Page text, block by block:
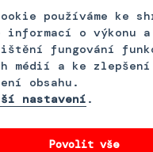
používáme ke
informací o výkonu
fungování
médií a ke zlepšení
obsahu.
nastavení .
Povolit vše